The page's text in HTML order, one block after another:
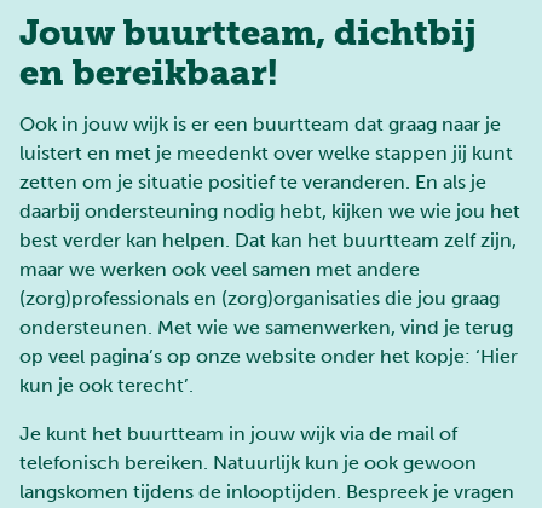
Play
01:18
Jouw buurtteam, dichtbij
en bereikbaar!
Ook in jouw wijk is er een buurtteam dat graag naar je
luistert en met je meedenkt over welke stappen jij kunt
zetten om je situatie positief te veranderen. En als je
daarbij ondersteuning nodig hebt, kijken we wie jou het
best verder kan helpen. Dat kan het buurtteam zelf zijn,
maar we werken ook veel samen met andere
(zorg)professionals en (zorg)organisaties die jou graag
ondersteunen. Met wie we samenwerken, vind je terug
op veel pagina’s op onze website onder het kopje: ‘Hier
kun je ook terecht’.
Je kunt het buurtteam in jouw wijk via de mail of
telefonisch bereiken. Natuurlijk kun je ook gewoon
langskomen tijdens de inlooptijden. Bespreek je vragen